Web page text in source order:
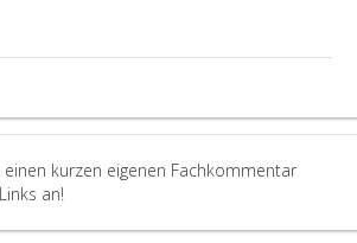
kurzen eigenen Fachkommentar
an!